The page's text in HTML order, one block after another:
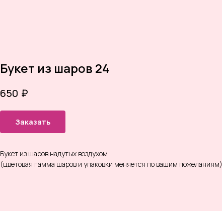
Букет из шаров 24
650 ₽
Заказать
Букет из шаров надутых воздухом
(цветовая гамма шаров и упаковки меняется по вашим пожеланиям)